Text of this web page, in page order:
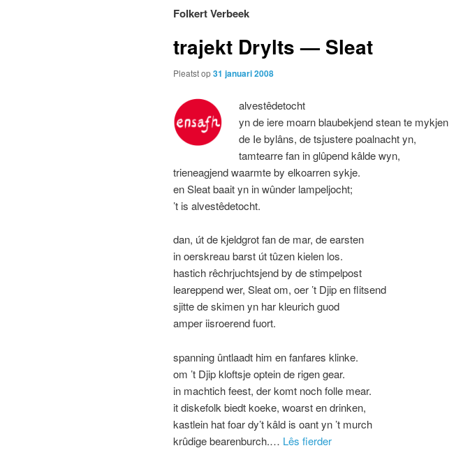
Folkert Verbeek
trajekt Drylts — Sleat
Pleatst op31 januari 2008
alvestêdetocht
yn de iere moarn blaubekjend stean te mykjen
de Ie bylâns, de tsjustere poalnacht yn,
tamtearre fan in glûpend kâlde wyn,
trieneagjend waarmte by elkoarren sykje.
en Sleat baait yn in wûnder lampeljocht;
’t is alvestêdetocht.
dan, út de kjeldgrot fan de mar, de earsten
in oerskreau barst út tûzen kielen los.
hastich rêchrjuchtsjend by de stimpelpost
leareppend wer, Sleat om, oer ’t Djip en flitsend
sjitte de skimen yn har kleurich guod
amper iisroerend fuort.
spanning ûntlaadt him en fanfares klinke.
om ’t Djip kloftsje optein de rigen gear.
in machtich feest, der komt noch folle mear.
it diskefolk biedt koeke, woarst en drinken,
kastlein hat foar dy’t kâld is oant yn ’t murch
krûdige bearenburch.… Lês fierder